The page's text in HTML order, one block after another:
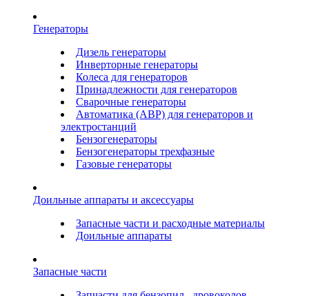
Генераторы
Дизель генераторы
Инверторные генераторы
Колеса для генераторов
Принадлежности для генераторов
Сварочные генераторы
Автоматика (АВР) для генераторов и
электростанций
Бензогенераторы
Бензогенераторы трехфазные
Газовые генераторы
Доильные аппараты и аксессуары
Запасные части и расходные материалы
Доильные аппараты
Запасные части